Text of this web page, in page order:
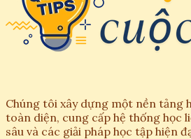
Chúng tôi xây dựng một nền tảng
toàn diện, cung cấp hệ thống học
sâu và các giải pháp học tập hiện